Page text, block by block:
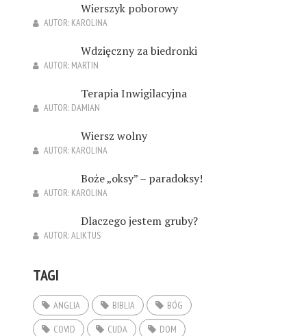
Wierszyk poborowy
AUTOR: KAROLINA
Wdzięczny za biedronki
AUTOR: MARTIN
Terapia Inwigilacyjna
AUTOR: DAMIAN
Wiersz wolny
AUTOR: KAROLINA
Boże „oksy” – paradoksy!
AUTOR: KAROLINA
Dlaczego jestem gruby?
AUTOR:ALIKTUS
TAGI
ANGLIA BIBLIA
BÓG
COVID
CUDA
DOM